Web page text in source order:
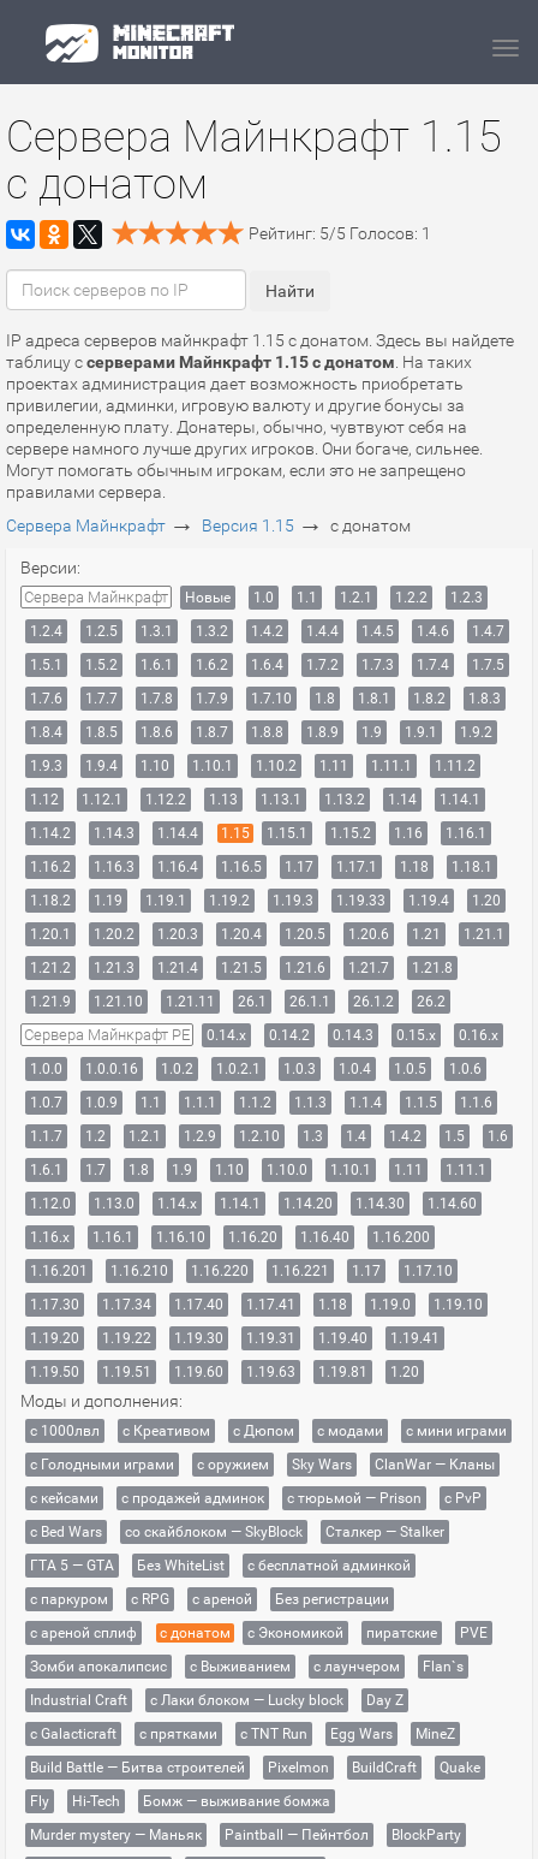
Сервера Майнкрафт 1.15
с донатом
Рейтинг: 5/5 Голосов: 1
IP адреса серверов майнкрафт 1.15 с донатом. Здесь вы найдете
таблицу ссерверами Майнкрафт 1.15 с донатом . На таких
проектах администрация дает возможность приобретать
привилегии, админки, игровую валюту и другие бонусы за
определенную плату. Донатеры, обычно, чувтвуют себя на
сервере намного лучше других игроков. Они богаче, сильнее.
Могут помогать обычным игрокам, если это не запрещено
правилами сервера.
Сервера Майнкрафт → Версия 1.15 → с донатом
Версии:
Сервера Майнкрафт Новые 1.0 1.1 1.2.1 1.2.2
1.2.3
1.2.4
1.2.5 1.3.1 1.3.2 1.4.2 1.4.4 1.4.5 1.4.6
1.4.7
1.5.1
1.5.2 1.6.1 1.6.2 1.6.4 1.7.2 1.7.3 1.7.4
1.7.5
1.7.6
1.7.7 1.7.8 1.7.9 1.7.10 1.8 1.8.1 1.8.2
1.8.3
1.8.4
1.8.5 1.8.6 1.8.7 1.8.8 1.8.9 1.9 1.9.1
1.9.2
1.9.3
1.9.4 1.10 1.10.1 1.10.2 1.11 1.11.1
1.11.2
1.12
1.12.1 1.12.2 1.13 1.13.1 1.13.2 1.14
1.14.1
1.14.2
1.14.3 1.14.4 1.15 1.15.1 1.15.2 1.16
1.16.1
1.16.2
1.16.3 1.16.4 1.16.5 1.17 1.17.1 1.18
1.18.1
1.18.2
1.19 1.19.1 1.19.2 1.19.3 1.19.33 1.19.4
1.20
1.20.1
1.20.2 1.20.3 1.20.4 1.20.5 1.20.6 1.21
1.21.1
1.21.2
1.21.3 1.21.4 1.21.5 1.21.6 1.21.7
1.21.8
1.21.9
1.21.10 1.21.11 26.1 26.1.1 26.1.2 26.2
Сервера Майнкрафт PE 0.14.x 0.14.2 0.14.3 0.15.x
0.16.x
1.0.0
1.0.0.16 1.0.2 1.0.2.1 1.0.3 1.0.4 1.0.5
1.0.6
1.0.7
1.0.9 1.1 1.1.1 1.1.2 1.1.3 1.1.4 1.1.5
1.1.6
1.1.7
1.2 1.2.1 1.2.9 1.2.10 1.3 1.4 1.4.2 1.5
1.6
1.6.1
1.7 1.8 1.9 1.10 1.10.0 1.10.1 1.11
1.11.1
1.12.0
1.13.0 1.14.x 1.14.1 1.14.20 1.14.30
1.14.60
1.16.x
1.16.1 1.16.10 1.16.20 1.16.40
1.16.200
1.16.201
1.16.210 1.16.220 1.16.221 1.17
1.17.10
1.17.30
1.17.34 1.17.40 1.17.41 1.18 1.19.0
1.19.10
1.19.20
1.19.22 1.19.30 1.19.31 1.19.40
1.19.41
1.19.50
1.19.51 1.19.60 1.19.63 1.19.81 1.20
Моды и дополнения:
с 1000лвл c Креативом с Дюпом с модами
с мини играми
с Голодными играми
с оружием Sky Wars
ClanWar — Кланы
с кейсами
с продажей админок с тюрьмой — Prison
с PvP
с Bed Wars
со скайблоком — SkyBlock
Сталкер — Stalker
ГТА 5 — GTA
Без WhiteList
с бесплатной админкой
с паркуром
с RPG с ареной
Без регистрации
с ареной сплиф
с донатом с Экономикой пиратские
PVE
Зомби апокалипсис
с Выживанием с лаунчером
Flan`s
Industrial Craft
с Лаки блоком — Lucky block
Day Z
с Galacticraft
с прятками с TNT Run Egg Wars
MineZ
Build Battle — Битва строителей
Pixelmon BuildCraft
Quake
Fly
Hi-Tech
Бомж — выживание бомжа
Murder mystery — Маньяк
Paintball — Пейнтбол
BlockParty